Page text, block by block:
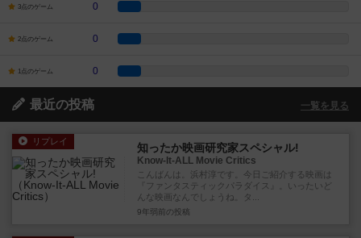
3点のゲーム 0
2点のゲーム 0
1点のゲーム 0
最近の投稿 一覧を見る
リプレイ 知ったか映画研究家スペシャル!
Know-It-ALL Movie Critics
こんばんは。浜村淳です。今日ご紹介する映画は
『ファンタスティックパラダイス』。いったいど
んな映画なんでしょうね。タ...
9年弱前 の投稿